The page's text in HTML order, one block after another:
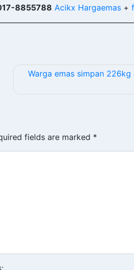
8855788 Acikx Hargaemas +
Warga emas simpan
fields are marked *